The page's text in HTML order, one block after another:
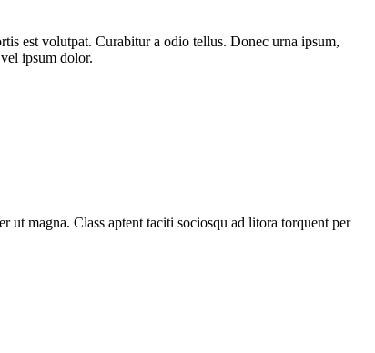
est volutpat. Curabitur a odio tellus. Donec urna ipsum,
ipsum dolor.
ut magna. Class aptent taciti sociosqu ad litora torquent per